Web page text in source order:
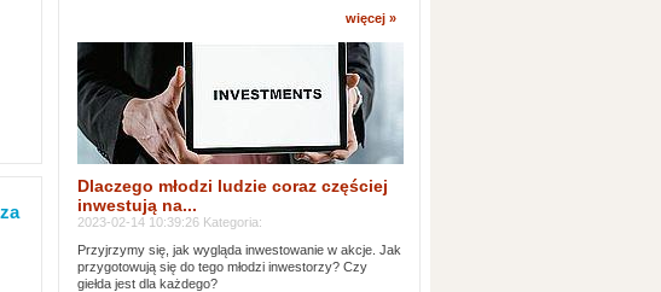
więcej »
Dlaczego młodzi ludzie coraz częściej
inwestują na...
2023-02-14 10:39:26 Kategoria:
Przyjrzymy się, jak wygląda inwestowanie w akcje. Jak
przygotowują się do tego młodzi inwestorzy? Czy
giełda jest dla każdego?